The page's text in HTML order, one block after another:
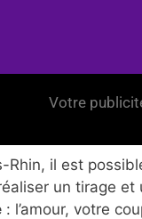
Votre
il est
un tirage
: l’amour, votre